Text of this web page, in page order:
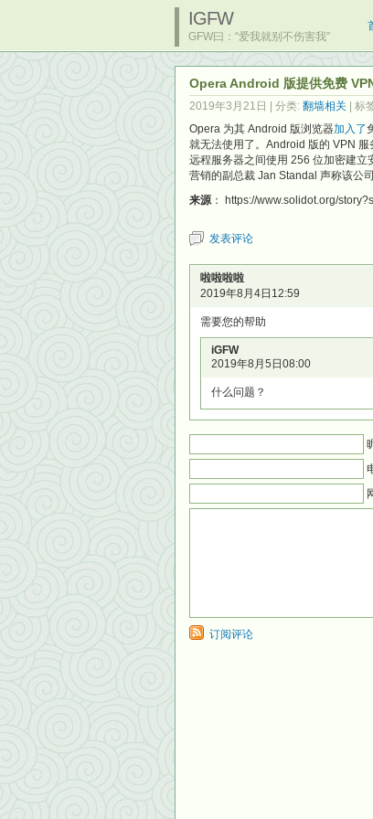
IGFW
GFW曰：“爱我就别不伤害我”
Opera Android 版提供免费
2019年3月21日 | 分类: 翻墙相关 | 标
Opera 为其 Android 版浏览器加入了
就无法使用了。Android 版的 VPN
远程服务器之间使用 256 位加密建
营销的副总裁 Jan Standal 声称该公
来源： https://www.solidot.org/
发表评论
啦啦啦啦
2019年8月4日12:59
需要您的帮助
iGFW
2019年8月5日08:00
什么问题？
订阅评论